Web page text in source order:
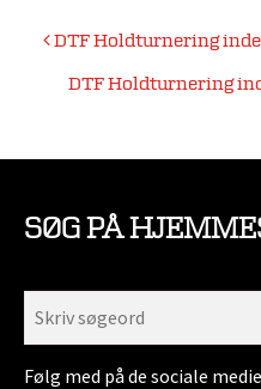
DTF Holdturnering
DTF Holdturnering
SØG PÅ
Følg med på de sociale